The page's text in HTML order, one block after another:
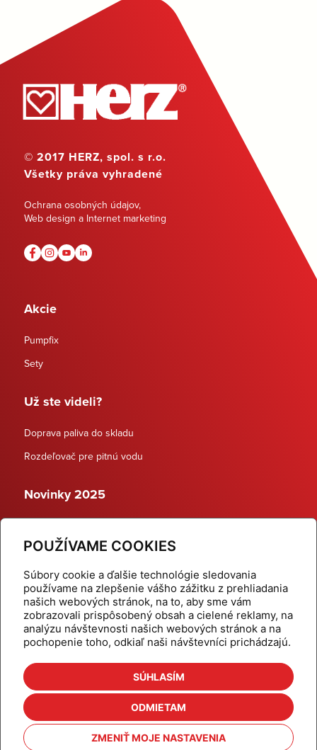
POUŽÍVAME COOKIES
Súbory cookie a ďalšie technológie sledovania
používame na zlepšenie vášho zážitku z prehliadania
našich webových stránok, na to, aby sme vám
zobrazovali prispôsobený obsah a cielené reklamy, na
analýzu návštevnosti našich webových stránok a na
pochopenie toho, odkiaľ naši návštevníci prichádzajú.
SÚHLASÍM
ODMIETAM
ZMENIŤ MOJE NASTAVENIA
© 2017 HERZ, spol. s r.o.
Všetky práva vyhradené
Ochrana osobných údajov,
Web design a Internet marketing
Akcie
Pumpfix
Sety
Už ste videli?
Doprava paliva do skladu
Rozdeľovač pre pitnú vodu
Novinky 2025
Dynamické termostatické ventily
Domov
Produkty
Aktuality
Odber šikovné tipy
Kalkulačky
Cenníky
Na stiahnutie
Referencie
Kontakt